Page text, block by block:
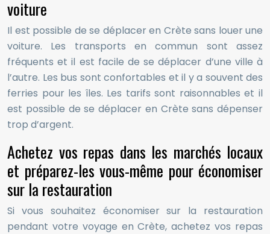
voiture
Il est possible de se déplacer en Crète sans louer une
voiture. Les transports en commun sont assez
fréquents et il est facile de se déplacer d’une ville à
l’autre. Les bus sont confortables et il y a souvent des
ferries pour les îles. Les tarifs sont raisonnables et il
est possible de se déplacer en Crète sans dépenser
trop d’argent.
Achetez vos repas dans les marchés locaux
et préparez-les vous-même pour économiser
sur la restauration
Si vous souhaitez économiser sur la restauration
pendant votre voyage en Crète, achetez vos repas